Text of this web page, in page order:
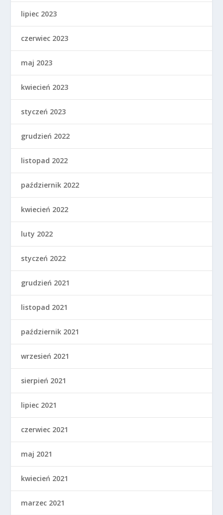
lipiec 2023
czerwiec 2023
maj 2023
kwiecień 2023
styczeń 2023
grudzień 2022
listopad 2022
październik 2022
kwiecień 2022
luty 2022
styczeń 2022
grudzień 2021
listopad 2021
październik 2021
wrzesień 2021
sierpień 2021
lipiec 2021
czerwiec 2021
maj 2021
kwiecień 2021
marzec 2021